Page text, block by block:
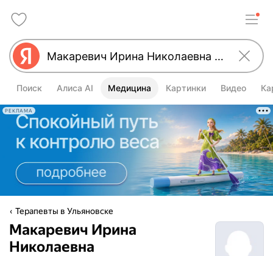
Поиск Алиса AI Медицина Картинки Видео
РЕКЛАМА
Терапевты в Ульяновске
Макаревич Ирина
Николаевна